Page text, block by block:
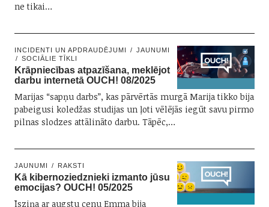
ne tikai…
INCIDENTI UN APDRAUDĒJUMI
JAUNUMI
SOCIĀLIE TĪKLI
Krāpniecības atpazīšana, meklējot
darbu internetā OUCH! 08/2025
Marijas “sapņu darbs”, kas pārvērtās murgā Marija tikko bija
pabeigusi koledžas studijas un ļoti vēlējās iegūt savu pirmo
pilnas slodzes attālināto darbu. Tāpēc,…
JAUNUMI RAKSTI
Kā kibernoziedznieki izmanto jūsu
emocijas? OUCH! 05/2025
Īsziņa ar augstu cenu Emma bija